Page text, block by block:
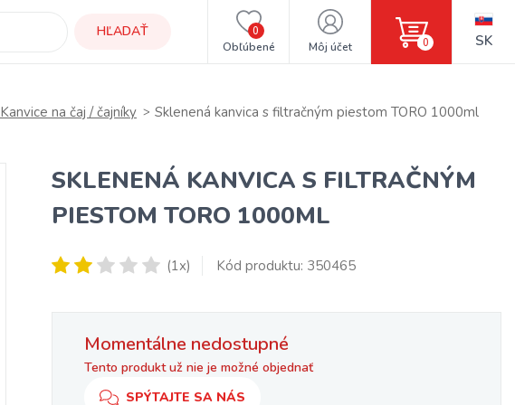
HĽADAŤ
Obľúbené
0
Môj účet 0 SK
Kanvice na čaj / čajníky Sklenená kanvica s filtračným piestom TORO 1000ml
SKLENENÁ KANVICA S FILTRAČNÝM
PIESTOM TORO 1000ML
(1x) Kód produktu: 350465
Momentálne nedostupné
Tento produkt už nie je možné objednať
SPÝTAJTE SA NÁS